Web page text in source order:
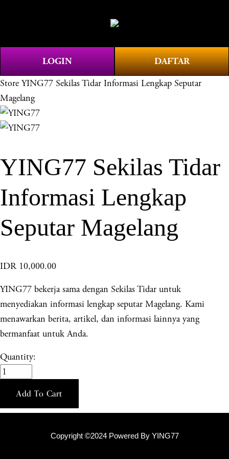
e
u
LOGIN DAFTAR
Store YING77 Sekilas Tidar Informasi Lengkap Seputar
Magelang
YING77 Sekilas Tidar
Informasi Lengkap
Seputar Magelang
IDR 10,000.00
YING77 bekerja sama dengan Sekilas Tidar untuk
menyediakan informasi lengkap seputar Magelang. Kami
menawarkan berita, artikel, dan informasi lainnya yang
bermanfaat untuk Anda.
Quantity:
Add To Cart
Copyright ©2024 Powered By YING77